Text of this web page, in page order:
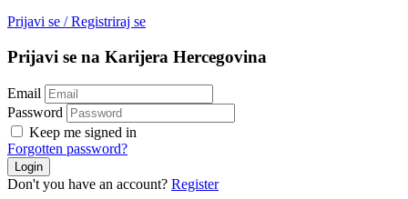
Prijavi se / Registriraj se
Prijavi se na Karijera Hercegovina
Email
Password
Keep me signed in
Forgotten password?
Don't you have an account? Register